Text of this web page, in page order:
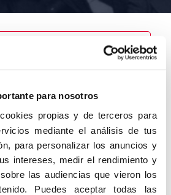
para nosotros
propias y de terceros para
mediante el análisis de tus
para personalizar los anuncios y
intereses, medir el rendimiento y
las audiencias que vieron los
Puedes aceptar todas las
Riera Clavillé,
Manuel
Fecha de
nacimiento
Fecha de
defunción